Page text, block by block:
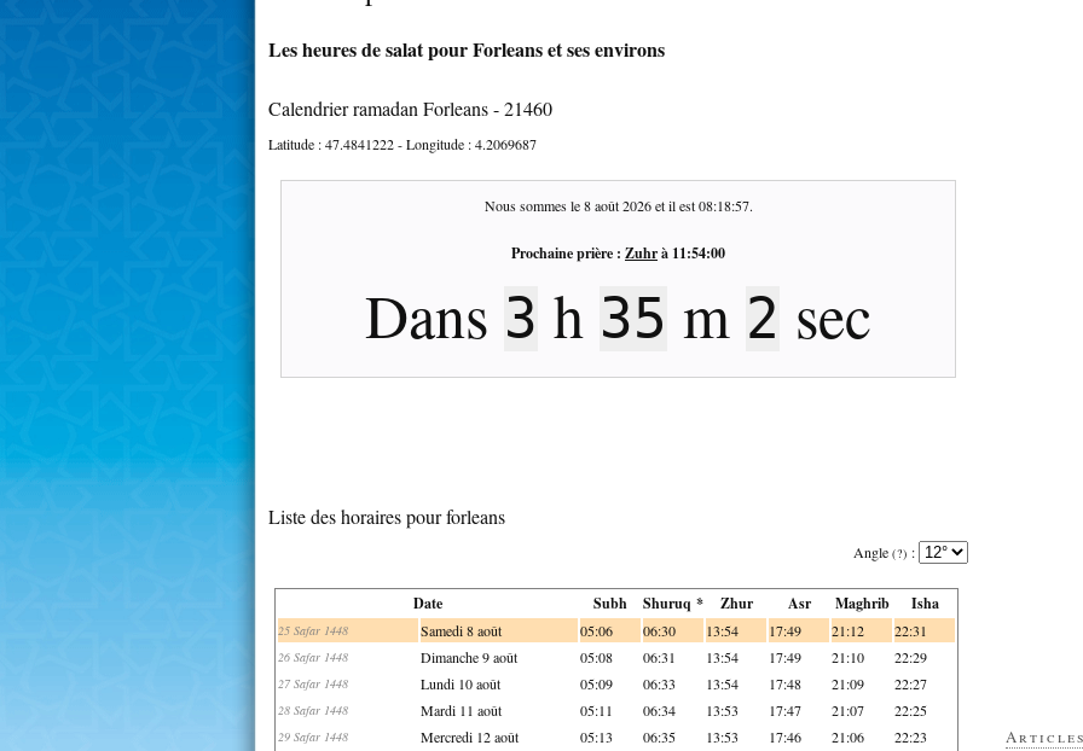
Les heures de salat pour Forleans et ses environs
Calendrier ramadan Forleans - 21460
Latitude :47.4841222- Longitude :4.2069687
Nous sommes le8 août 2026et il est08:18:57.
Prochaine prière : Zuhrà 11:54:00
Dans 3 h 35 m 2 sec
Liste des horaires pour forleans
Angle (?) :
Date Subh Shuruq * Zhur Asr Maghrib Isha
25 Safar 1448 Samedi 8 août 05:06 06:30 13:54 17:49 21:12 22:31
26 Safar 1448 Dimanche 9 août 05:08 06:31 13:54 17:49 21:10 22:29
27 Safar 1448 Lundi 10 août 05:09 06:33 13:54 17:48 21:09 22:27
28 Safar 1448 Mardi 11 août 05:11 06:34 13:53 17:47 21:07 22:25
29 Safar 1448 Mercredi 12 août 05:13 06:35 13:53 17:46 21:06 22:23